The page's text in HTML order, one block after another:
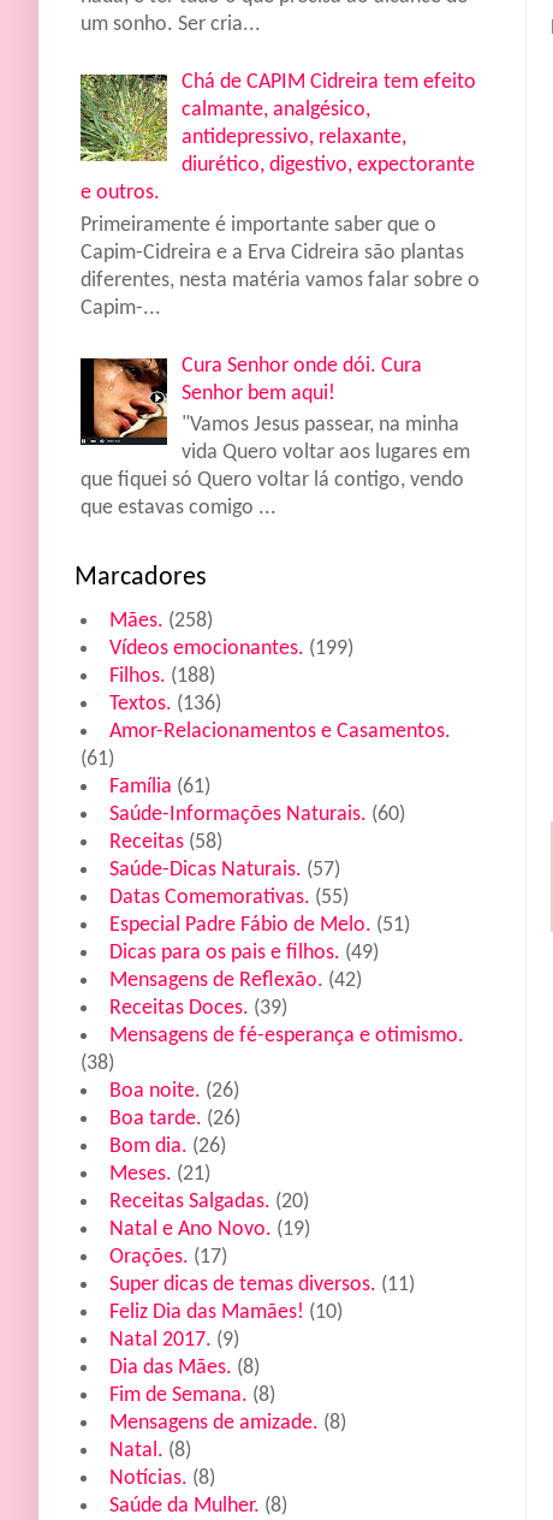
um sonho. Ser cria...
Chá de CAPIM Cidreira tem efeito
calmante, analgésico,
antidepressivo, relaxante,
diurético, digestivo, expectorante
e outros.
Primeiramente é importante saber que o
Capim-Cidreira e a Erva Cidreira são plantas
diferentes, nesta matéria vamos falar sobre o
Capim-...
Cura Senhor onde dói. Cura
Senhor bem aqui!
"Vamos Jesus passear, na minha
vida Quero voltar aos lugares em
que fiquei só Quero voltar lá contigo, vendo
que estavas comigo ...
Marcadores
Mães. (258)
Vídeos emocionantes. (199)
Filhos. (188)
Textos. (136)
Amor-Relacionamentos e Casamentos.
(61)
Família (61)
Saúde-Informações Naturais. (60)
Receitas (58)
Saúde-Dicas Naturais. (57)
Datas Comemorativas. (55)
Especial Padre Fábio de Melo. (51)
Dicas para os pais e filhos. (49)
Mensagens de Reflexão. (42)
Receitas Doces. (39)
Mensagens de fé-esperança e otimismo.
(38)
Boa noite. (26)
Boa tarde. (26)
Bom dia. (26)
Meses. (21)
Receitas Salgadas. (20)
Natal e Ano Novo. (19)
Orações. (17)
Super dicas de temas diversos. (11)
Feliz Dia das Mamães! (10)
Natal 2017. (9)
Dia das Mães. (8)
Fim de Semana. (8)
Mensagens de amizade. (8)
Natal. (8)
Notícias. (8)
Saúde da Mulher. (8)